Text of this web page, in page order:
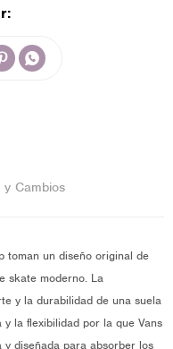

y Cambios
toman un diseño original de
skate moderno. La
y la durabilidad de una suela
la flexibilidad por la que Vans
y diseñada para absorber los